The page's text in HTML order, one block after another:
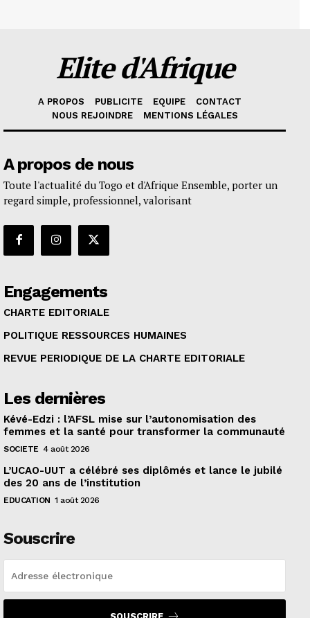
Elite d'Afrique
A PROPOS PUBLICITE EQUIPE
CONTACT
NOUS REJOINDRE
MENTIONS LÉGALES
A propos de nous
Toute l'actualité du Togo et d'Afrique Ensemble, porter un
regard simple, professionnel, valorisant
Engagements
CHARTE EDITORIALE
POLITIQUE RESSOURCES HUMAINES
REVUE PERIODIQUE DE LA CHARTE EDITORIALE
Les dernières
Kévé-Edzi : l’AFSL mise sur l’autonomisation des
femmes et la santé pour transformer la communauté
SOCIETE 4 août 2026
L’UCAO-UUT a célébré ses diplômés et lance le jubilé
des 20 ans de l’institution
EDUCATION 1 août 2026
Souscrire